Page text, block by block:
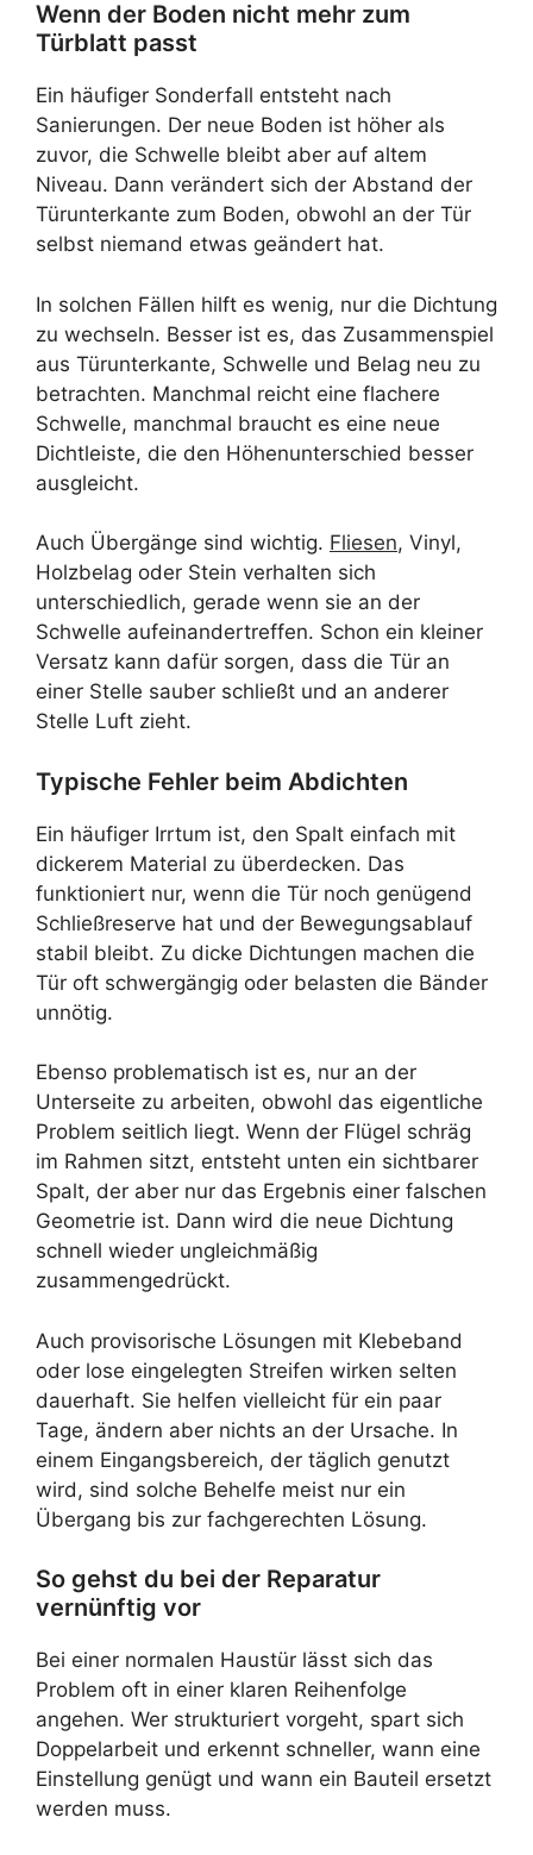
Wenn der Boden nicht mehr zum
Türblatt passt
Ein häufiger Sonderfall entsteht nach
Sanierungen. Der neue Boden ist höher als
zuvor, die Schwelle bleibt aber auf altem
Niveau. Dann verändert sich der Abstand der
Türunterkante zum Boden, obwohl an der Tür
selbst niemand etwas geändert hat.
In solchen Fällen hilft es wenig, nur die Dichtung
zu wechseln. Besser ist es, das Zusammenspiel
aus Türunterkante, Schwelle und Belag neu zu
betrachten. Manchmal reicht eine flachere
Schwelle, manchmal braucht es eine neue
Dichtleiste, die den Höhenunterschied besser
ausgleicht.
Auch Übergänge sind wichtig. Fliesen, Vinyl,
Holzbelag oder Stein verhalten sich
unterschiedlich, gerade wenn sie an der
Schwelle aufeinandertreffen. Schon ein kleiner
Versatz kann dafür sorgen, dass die Tür an
einer Stelle sauber schließt und an anderer
Stelle Luft zieht.
Typische Fehler beim Abdichten
Ein häufiger Irrtum ist, den Spalt einfach mit
dickerem Material zu überdecken. Das
funktioniert nur, wenn die Tür noch genügend
Schließreserve hat und der Bewegungsablauf
stabil bleibt. Zu dicke Dichtungen machen die
Tür oft schwergängig oder belasten die Bänder
unnötig.
Ebenso problematisch ist es, nur an der
Unterseite zu arbeiten, obwohl das eigentliche
Problem seitlich liegt. Wenn der Flügel schräg
im Rahmen sitzt, entsteht unten ein sichtbarer
Spalt, der aber nur das Ergebnis einer falschen
Geometrie ist. Dann wird die neue Dichtung
schnell wieder ungleichmäßig
zusammengedrückt.
Auch provisorische Lösungen mit Klebeband
oder lose eingelegten Streifen wirken selten
dauerhaft. Sie helfen vielleicht für ein paar
Tage, ändern aber nichts an der Ursache. In
einem Eingangsbereich, der täglich genutzt
wird, sind solche Behelfe meist nur ein
Übergang bis zur fachgerechten Lösung.
So gehst du bei der Reparatur
vernünftig vor
Bei einer normalen Haustür lässt sich das
Problem oft in einer klaren Reihenfolge
angehen. Wer strukturiert vorgeht, spart sich
Doppelarbeit und erkennt schneller, wann eine
Einstellung genügt und wann ein Bauteil ersetzt
werden muss.